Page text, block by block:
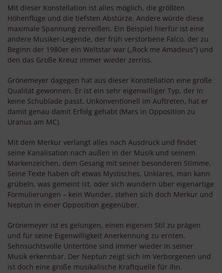
Mit dieser Konstellation ist alles möglich, die größten
Höhenflüge und die tiefsten Abstürze. Andere würde diese
maximale Spannung zerreißen. Ein Beispiel hierfür ist eine
andere Musiker-Legende, der früh verstorbene Falco, der zu
Beginn der 1980er ein Weltstar war („Rock me Amadeus“) und
den das Große Kreuz immer wieder zerriss.
Grönemeyer dagegen hat aus dieser Konstellation eine große
Qualität gewonnen. Er ist ein sehr eigenwilliger Typ, der in
keine Schublade passt. Unkonventionell im Auftreten, hat er
damit genau damit Erfolg gehabt (Mars in Opposition zu
Uranus am MC).
Mit dem Merkur verlangt alles nach Ausdruck und findet
seine Kanalisation nach außen in der Musik und seinem
Markenzeichen, dem Gesang mit seiner besonderen Stimme.
Seine Texte haben oft etwas Mystisches, Unklares, man kann
grübeln, was gemeint ist, oder sich wundern über eigenartige
Formulierungen – kein Wunder, stehen sich doch Merkur und
Neptun in einer Opposition gegenüber.
Grönemeyer ist es gelungen, einen eigenen Stil zu prägen
und für seine Eigenwilligkeit Anerkennung zu ernten.
Sehnsuchtsvolle Untertöne sind immer wieder in seiner
Musik erkennbar. Der Neptun zeigt sich im Verborgenen und
ist doch eine große musikalische Kraftquelle für ihn.